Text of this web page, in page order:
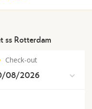
ss Rotterdam
Check-out